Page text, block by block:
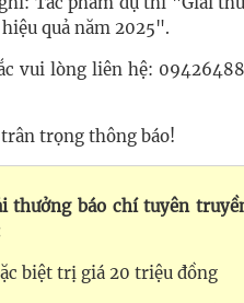
quả năm 2025".
vui lòng liên hệ:
trọng thông báo!
thưởng báo chí tuyên
biệt trị giá 20 triệu đồng